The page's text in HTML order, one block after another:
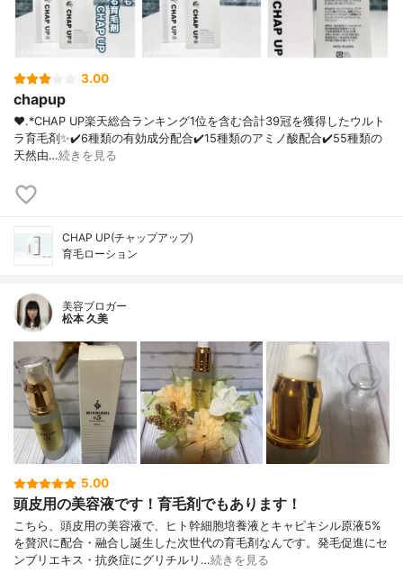
3.00
chapup
❤︎.*CHAP UP⁡楽天総合ランキング1位を含む合計39冠を獲得したウルト
ラ育毛剤✨⁡✔️6種類の有効成分配合✔️15種類のアミノ酸配合✔️55種類の
天然由…続きを見る
CHAP UP(チャップアップ)
育毛ローション
美容ブロガー
松本 久美
5.00
頭皮用の美容液です！育毛剤でもあります！
こちら、頭皮用の美容液で、ヒト幹細胞培養液とキャピキシル原液5%
を贅沢に配合・融合し誕生した次世代の育毛剤なんです。発毛促進にセ
ンブリエキス・抗炎症にグリチルリ…続きを見る